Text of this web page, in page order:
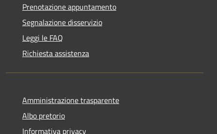
Prenotazione appuntamento
Segnalazione disservizio
Leggi le FAQ
Richiesta assistenza
Amministrazione trasparente
Albo pretorio
Informativa privacy